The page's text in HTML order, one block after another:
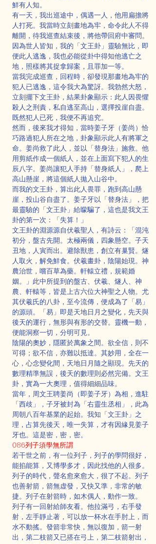
鮮有人知。
有一天，我出巡途中，偶遇一人，他用扁擔將
人打死。我當時立刻畫地為牢，命令此人不得
離開，待我巡查結束後，將他帶回府中審問。
因為世人皆知，我的「文王卦」靈驗無比，即
便此人逃逸，我也必能從卦中得知他逃亡之
地，照樣將其捉拿歸案，且罪加一等。
當我完成巡查，回程時，卻發現那畫地為牢的
犯人已逃逸，這令我大為驚訝。我勃然大怒，
立刻擺下文王卦，結果卦象顯示：此人因畏懼
殺人之刑責，私自逃至高山，選擇投崖自盡。
既然犯人已死，我便不再追究。
然而，後來我才得知，當時姜子牙（姜尚）恰
巧路過犯人所在之地，卦象顯示此人有將軍之
命。姜尚救了此人，並以「替身法」施救。他
用剪紙作成一個紙人，並在上面寫下犯人的生
辰八字。姜尚讓犯人手持「替身紙人」，爬上
高山懸崖，將這個紙人拋入山谷中。
而我的文王卦，算出此人畏罪，跑到高山懸
崖，投山谷自盡了。姜子牙以「替身法」，把
最靈驗的「文王卦」給矇騙了，這也是我文王
卦的第一次：「失算！」
文王卦的淵源源自伏羲聖人，有詩云：「混沌
初分，盤古先開。太極兩儀，四象懸空。子天
丑地，人寅而出。避除獸患，創立有巢賢。燧
人取火，解免鮮食。伏羲畫卦，陰陽始現。神
農治世，嚐百草為藥。軒轅立禮，規範婚
姻。」此中所提到的盤古、伏羲、燧人、神
農、軒轅等，皆是上古六位大神聖之人物。尤
其伏羲氏的八卦，至今流傳，便成為了「易」
的源頭。「易」即是天地日月之變化，先天與
後天的運行，無形與有形的交替。靈機一動，
便能洞察一切，分明可見。
陰陽的奧妙，隱匿於萬象之間。欲全信，則不
可得；欲不信，亦難以抵達。其妙用，全在一
心，心念變化間，天地日月隨之顯現。先天的
數理精準無誤，後天的數理則必然完備。文王
卦，實為一大奧理，值得細細品味。
當年，周文王聘姜尚（即姜子牙）為相，進駐
「西歧」，子牙被封為「右靈生丞相」，此為
周朝八百年基業的起始。我知「文王卦」之
理，占算先後天，唯一失算，才有因緣見姜子
牙也。這是密，密，密。
086列子須學無所謂
若干世之前，有一位列子，列子的學問很好，
能掐能算，又博學多才，因此找他的人很多。
列子的時代，聲名愈來愈大，很了不起。列子
也善射箭，箭無虚發，又快又準，非常的敏
捷。列子在射箭時，如木偶人，動作一致。
列子有一回射給師友看。他拉滿弓，右手發
射，左手靜止著，可以放一杯水在手肘上，而
水不動搖。發箭非常快，無以復加，箭一射
出，第二枝箭又已搭在弓上，第二枝箭射出，